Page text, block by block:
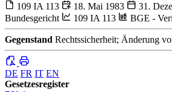
109 IA 113
18. Mai 1983
31.
Bundesgericht
109 IA 113 BGE -
Gegenstand Rechtssicherheit; Änderung
DE FR IT EN
Gesetzesregister